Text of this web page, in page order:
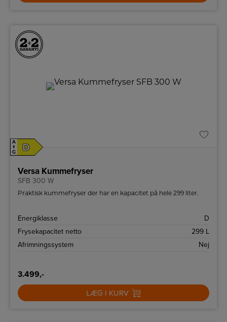
A
↑
G
D
Versa Kummefryser
SFB 300 W
Praktisk kummefryser der har en kapacitet på hele 299 liter.
Energiklasse
D
Frysekapacitet netto
299 L
Afrimningssystem
Nej
3.499,-
LÆG I KURV